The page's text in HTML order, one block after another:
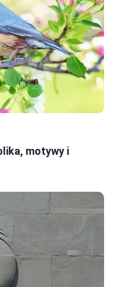
motywy i